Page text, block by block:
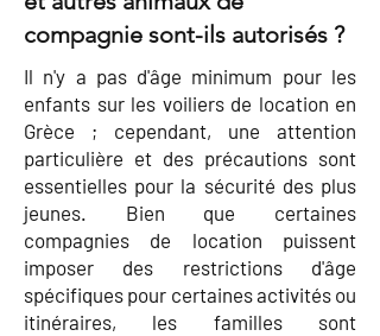
compagnie sont-ils autorisés ?
Il n'y a pas d'âge minimum pour les
enfants sur les voiliers de location en
Grèce ; cependant, une attention
particulière et des précautions sont
essentielles pour la sécurité des plus
jeunes. Bien que certaines
compagnies de location puissent
imposer des restrictions d'âge
spécifiques pour certaines activités ou
itinéraires, les familles sont